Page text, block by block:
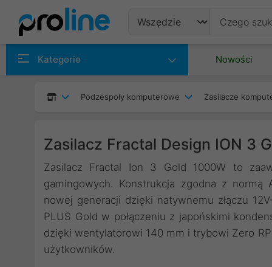
Kategorie Nowości
Podzespoły komputerowe Zasilacze
Zasilacz Fractal Design ION 3
Zasilacz Fractal Ion 3 Gold 1000W to
gamingowych. Konstrukcja zgodna z
nowej generacji dzięki natywnemu złączu
PLUS Gold w połączeniu z japońskimi
dzięki wentylatorowi 140 mm i trybowi Zero
użytkowników.